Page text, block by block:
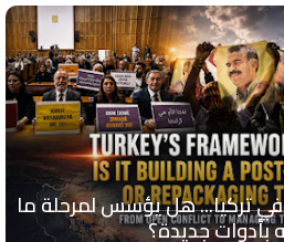
في تركيا... هل يؤسس لمرحلة ما
بأدوات جديدة؟